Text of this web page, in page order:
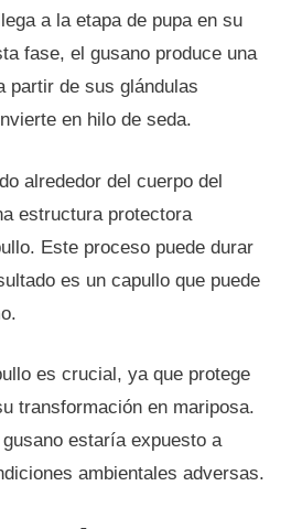
a la etapa de pupa en su
fase, el gusano produce una
partir de sus glándulas
en hilo de seda.
alrededor del cuerpo del
estructura protectora
Este proceso puede durar
es un capullo que puede
es crucial, ya que protege
transformación en mariposa.
estaría expuesto a
ambientales adversas.